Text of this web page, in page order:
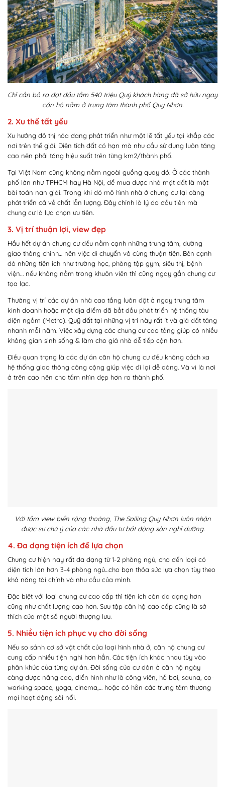
Chỉ cần bỏ ra đợt đầu tầm 540 triệu Quý khách hàng đã sở hữu ngay
căn hộ nằm ở trung tâm thành phố Quy Nhơn.
2. Xu thế tất yếu
Xu hướng đô thị hóa đang phát triển như một lẽ tất yếu tại khắp các
nơi trên thế giới. Diện tích đất có hạn mà nhu cầu sử dụng luôn tăng
cao nên phải tăng hiệu suất trên từng km2/thành phố.
Tại Việt Nam cũng không nằm ngoài guồng quay đó. Ở các thành
phố lớn như TPHCM hay Hà Nội, để mua được nhà mặt đất là một
bài toán nan giải. Trong khi đó mô hình nhà ở chung cư lại càng
phát triển cả về chất lẫn lượng. Đây chính là lý do đầu tiên mà
chung cư là lựa chọn ưu tiên.
3. Vị trí thuận lợi, view đẹp
Hầu hết dự án chung cư đều nằm cạnh những trung tâm, đường
giao thông chính… nên việc di chuyển vô cùng thuận tiện. Bên cạnh
đó những tiện ích như trường học, phòng tập gym, siêu thị, bệnh
viện… nếu không nằm trong khuôn viên thì cũng ngay gần chung cư
tọa lạc.
Thường vị trí các dự án nhà cao tầng luôn đặt ở ngay trung tâm
kinh doanh hoặc một địa điểm đã bắt đầu phát triển hệ thống tàu
điện ngầm (Metro). Quỹ đất tại những vị trí này rất ít và giá đất tăng
nhanh mỗi năm. Việc xây dựng các chung cư cao tầng giúp có nhiều
không gian sinh sống & làm cho giá nhà dễ tiếp cận hơn.
Điều quan trọng là các dự án căn hộ chung cư đều không cách xa
hệ thống giao thông công cộng giúp việc đi lại dễ dàng. Và vì là nơi
ở trên cao nên cho tầm nhìn đẹp hơn ra thành phố.
Với tầm view biển rộng thoáng, The Sailing Quy Nhơn luôn nhận
được sự chú ý của các nhà đầu tư bất động sản nghỉ dưỡng.
4. Đa dạng tiện ích để lựa chọn
Chung cư hiện nay rất đa dạng từ 1-2 phòng ngủ, cho đến loại có
diện tích lớn hơn 3-4 phòng ngủ…cho bạn thỏa sức lựa chọn tùy theo
khả năng tài chính và nhu cầu của mình.
Đặc biệt với loại chung cư cao cấp thì tiện ích còn đa dạng hơn
cũng như chất lượng cao hơn. Sưu tập căn hộ cao cấp cũng là sở
thích của một số người thượng lưu.
5. Nhiều tiện ích phục vụ cho đời sống
Nếu so sánh cơ sở vật chất của loại hình nhà ở, căn hộ chung cư
cung cấp nhiều tiện nghi hơn hẳn. Các tiện ích khác nhau tùy vào
phân khúc của từng dự án. Đời sống của cư dân ở căn hộ ngày
càng được nâng cao, điển hình như là công viên, hồ bơi, sauna, co-
working space, yoga, cinema,… hoặc có hẳn các trung tâm thương
mại hoạt động sôi nổi.